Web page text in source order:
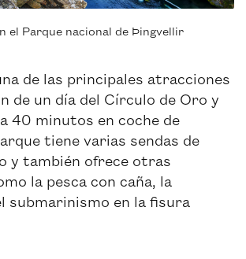
el Parque nacional de Þingvellir
de las principales atracciones
de un día del Círculo de Oro y
40 minutos en coche de
tiene varias sendas de
y también ofrece otras
la pesca con caña, la
submarinismo en la fisura